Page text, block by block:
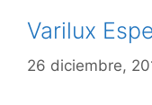
Varilux
26 diciembre,